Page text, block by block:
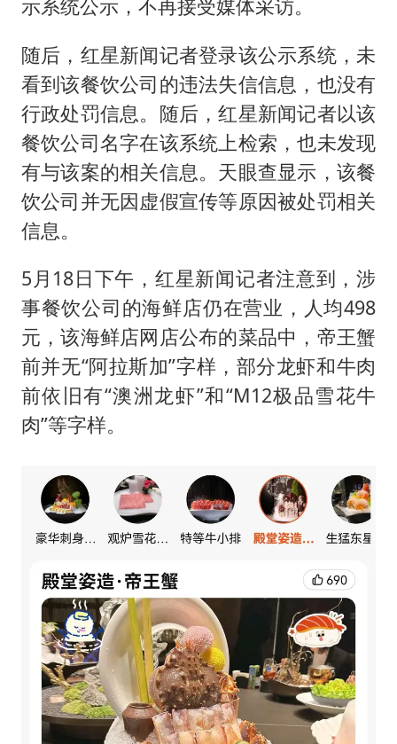
示系统公示，不再接受媒体采访。
随后，红星新闻记者登录该公示系统，未
看到该餐饮公司的违法失信信息，也没有
行政处罚信息。随后，红星新闻记者以该
餐饮公司名字在该系统上检索，也未发现
有与该案的相关信息。天眼查显示，该餐
饮公司并无因虚假宣传等原因被处罚相关
信息。
5月18日下午，红星新闻记者注意到，涉
事餐饮公司的海鲜店仍在营业，人均498
元，该海鲜店网店公布的菜品中，帝王蟹
前并无“阿拉斯加”字样，部分龙虾和牛肉
前依旧有“澳洲龙虾”和“M12极品雪花牛
肉”等字样。